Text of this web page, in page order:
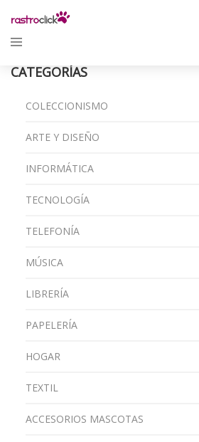
CATEGORÍAS
COLECCIONISMO
ARTE Y DISEÑO
INFORMÁTICA
TECNOLOGÍA
TELEFONÍA
MÚSICA
LIBRERÍA
PAPELERÍA
HOGAR
TEXTIL
ACCESORIOS MASCOTAS